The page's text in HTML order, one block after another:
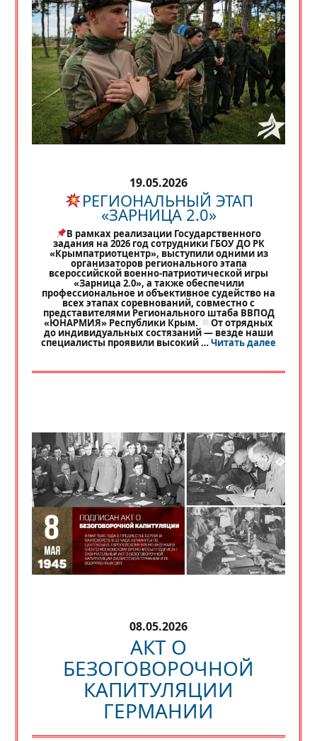
19.05.2026
РЕГИОНАЛЬНЫЙ ЭТАП
«ЗАРНИЦА 2.0»
В рамках реализации Государственного
задания на 2026 год сотрудники ГБОУ ДО РК
«Крымпатриотцентр», выступили одними из
организаторов регионального этапа
всероссийской военно-патриотической игры
«Зарница 2.0», а также обеспечили
профессиональное и объективное судейство на
всех этапах соревнований, совместно с
представителями Регионального штаба ВВПОД
«ЮНАРМИЯ» Республики Крым. От отрядных
до индивидуальных состязаний — везде наши
специалисты проявили высокий …Читать далее«
08.05.2026
АКТ О
БЕЗОГОВОРОЧНОЙ
КАПИТУЛЯЦИИ
ГЕРМАНИИ